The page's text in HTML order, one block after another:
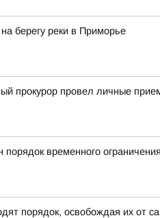
берегу реки в Приморье
прокурор провел личные
временного
порядок, освобождая их от